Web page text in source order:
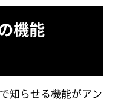
機能
知らせる機能がアン